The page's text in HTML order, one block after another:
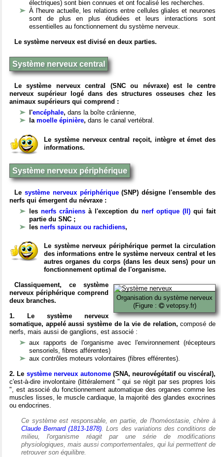
électriques) sont bien connues et ont focalisé les recherches.
À l'heure actuelle, les relations entre cellules gliales et neurones
sont de plus en plus étudiées et leurs interactions sont
essentielles au fonctionnement du système nerveux.
Le système nerveux est divisé en deux parties.
Système nerveux central
Le système nerveux central (SNC ou névraxe) est le centre
nerveux supérieur logé dans des structures osseuses chez les
animaux supérieurs qui comprend :
l'encéphale, dans la boîte crânienne,
la moelle épinière, dans le canal vertébral.
Le système nerveux central reçoit, intègre et émet des
informations.
Système nerveux périphérique
Le système nerveux périphérique(SNP) désigne l'ensemble des
nerfs qui émergent du névraxe :
les nerfs crâniens à l'exception du nerf optique (II) qui fait
partie du SNC ;
les nerfs spinaux ou rachidiens,
Le système nerveux périphérique permet la circulation
des informations entre le système nerveux central et les
autres organes du corps (dans les deux sens) pour un
fonctionnement optimal de l'organisme.
Organisation du système nerveux
(Figure :
vetopsy.fr)
Classiquement, ce système
nerveux périphérique comprend
deux branches.
1. Le système nerveux
somatique, appelé aussi système de la vie de relation, composé de
nerfs, mais aussi de ganglions, est associé :
aux rapports de l'organisme avec l'environnement (récepteurs
sensoriels, fibres afférentes)
aux contrôles moteurs volontaires (fibres efférentes).
2. Le système nerveux autonome(SNA, neurovégétatif ou viscéral),
c'est-à-dire involontaire (littéralement " qui se régit par ses propres lois
", est associé du fonctionnement automatique des organes comme les
muscles lisses, le muscle cardiaque, la majorité des glandes exocrines
ou endocrines.
Ce système est responsable, en partie, de l'homéostasie, chère à
Claude Bernard (1813-1878). Lors des variations des conditions de
milieu, l'organisme réagit par une série de modifications
physiologiques, mais aussi comportementales, qui lui permettent de
retrouver son équilibre.